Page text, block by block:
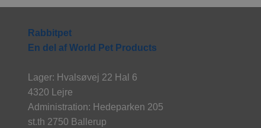
Rabbitpet
En del af World Pet Products
Lager: Hvalsøvej 22 Hal 6
4320 Lejre
Administration: Hedeparken 205
st.th 2750 Ballerup